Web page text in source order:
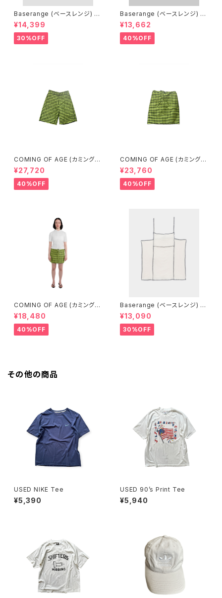
Baserange (ベースレンジ) PI
CTORIAL SKIRT (BLACK)
¥14,399
30%OFF
Baserange (ベースレンジ) C
ABLE PANTS (MARBLE BRO
WN)
¥13,662
40%OFF
COMING OF AGE (カミングオ
ブエイジ) FLARED SHORTS
（GINGHAM LIME/BLACK）
¥27,720
40%OFF
COMING OF AGE (カミングオ
ブエイジ) DRAWSTRING MID
I SKIRT（GINGHAM LIME/BL
ACK）
¥23,760
40%OFF
COMING OF AGE (カミングオ
ブエイジ) DRAWSTRING MIN
I SKIRT (GINGHAM LIME/BL
ACK）
¥18,480
40%OFF
Baserange (ベースレンジ) S
HOK SQUARE TOP (Off Wh
ite)
¥13,090
30%OFF
その他の商品
USED NIKE Tee
¥5,390
USED 90’s Print Tee
¥5,940